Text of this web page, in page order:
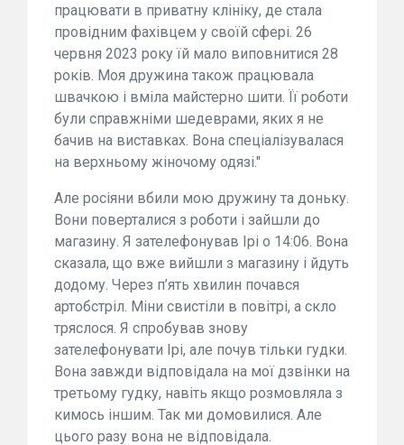
працювати в приватну клініку, де стала
провідним фахівцем у своїй сфері. 26
червня 2023 року їй мало виповнитися 28
років. Моя дружина також працювала
швачкою і вміла майстерно шити. Її роботи
були справжніми шедеврами, яких я не
бачив на виставках. Вона спеціалізувалася
на верхньому жіночому одязі."
Але росіяни вбили мою дружину та доньку.
Вони поверталися з роботи і зайшли до
магазину. Я зателефонував Ірі о 14:06. Вона
сказала, що вже вийшли з магазину і йдуть
додому. Через п’ять хвилин почався
артобстріл. Міни свистіли в повітрі, а скло
тряслося. Я спробував знову
зателефонувати Ірі, але почув тільки гудки.
Вона завжди відповідала на мої дзвінки на
третьому гудку, навіть якщо розмовляла з
кимось іншим. Так ми домовилися. Але
цього разу вона не відповідала.